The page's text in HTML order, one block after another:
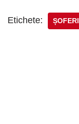
Etichete: ȘOFERI